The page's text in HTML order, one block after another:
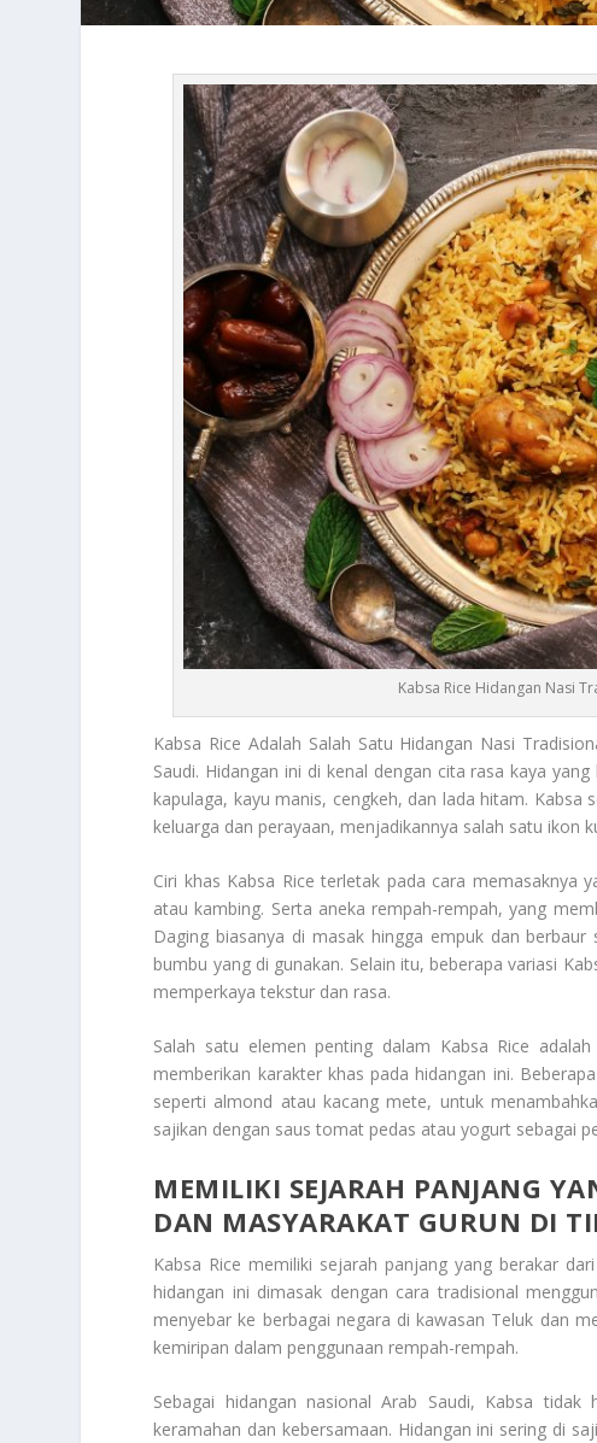
Kabsa Rice Hidangan Nasi
Kabsa Rice Adalah Salah Satu Hidangan Nasi
Saudi. Hidangan ini di kenal dengan cita rasa kaya
kapulaga, kayu manis, cengkeh, dan lada hitam.
keluarga dan perayaan, menjadikannya salah satu ikon
Ciri khas Kabsa Riceterletak pada cara memasaknya
atau kambing. Serta aneka rempah-rempah, yang
Daging biasanya di masak hingga empuk dan
bumbu yang di gunakan. Selain itu, beberapa variasi
memperkaya tekstur dan rasa.
Salah satu elemen penting dalam Kabsa Rice
memberikan karakter khas pada hidangan ini.
seperti almond atau kacang mete, untuk
sajikan dengan saus tomat pedas atau yogurt sebagai
MEMILIKI SEJARAH PANJANG
DAN MASYARAKAT GURUN DI
Kabsa Rice memiliki sejarah panjang yang berakar
hidangan ini dimasak dengan cara tradisional
menyebar ke berbagai negara di kawasan Teluk dan
kemiripan dalam penggunaan rempah-rempah.
Sebagai hidangan nasional Arab Saudi, Kabsa
keramahan dan kebersamaan. Hidangan ini sering di